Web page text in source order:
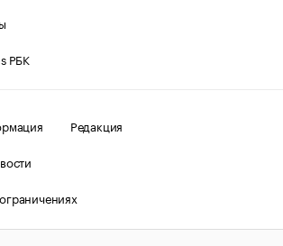
РБК
Редакция
О соблюдении авторских прав